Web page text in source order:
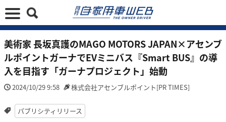
美術家 長坂真護のMAGO MOTORS JAPAN×アセンブ
ルポイントガーナでEVミニバス『Smart BUS』の導
入を目指す「ガーナプロジェクト」始動
2024/10/29 9:58 株式会社アセンブルポイント[PR TIMES]
パブリシティリリース